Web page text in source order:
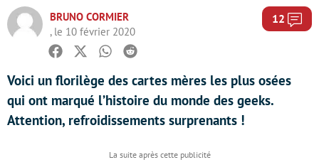
BRUNO CORMIER
, le 10 février 2020
12
Facebook
TwitterWhatsapp
Reddit
Voici un florilège des cartes mères les plus osées
qui ont marqué l’histoire du monde des geeks.
Attention, refroidissements surprenants !